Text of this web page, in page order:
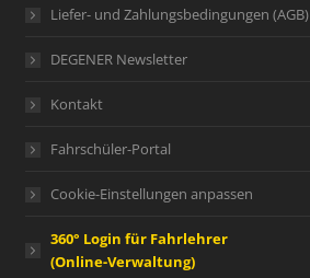
Liefer- und Zahlungsbedingungen (AGB)
DEGENER Newsletter
Kontakt
Fahrschüler-Portal
Cookie-Einstellungen anpassen
360° Login für Fahrlehrer
(Online-Verwaltung)